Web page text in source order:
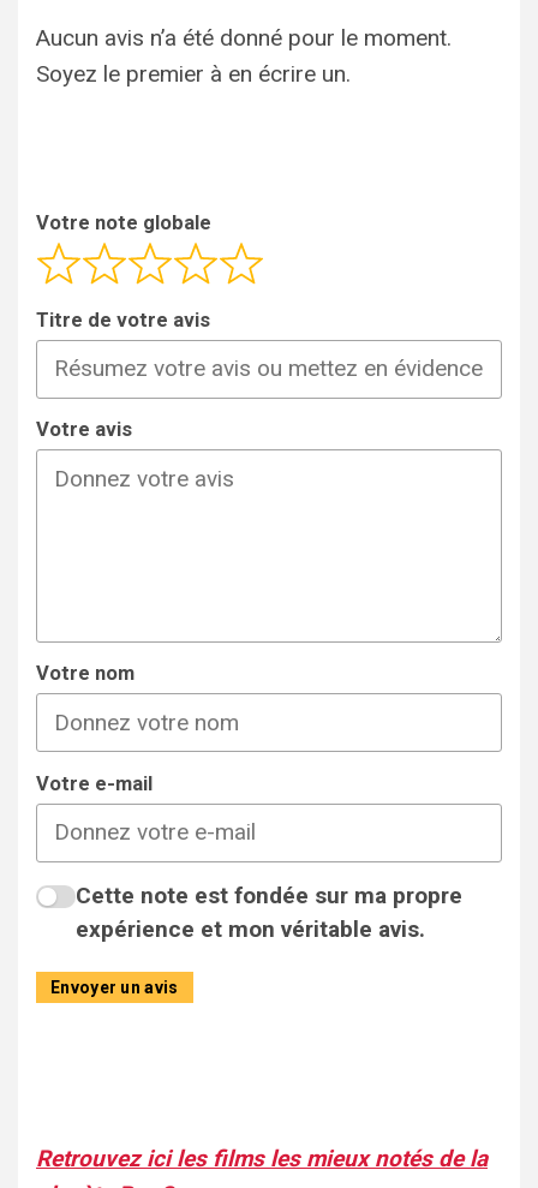
Aucun avis n’a été donné pour le moment.
Soyez le premier à en écrire un.
Votre note globale
Titre de votre avis
Votre avis
Votre nom
Votre e-mail
Cette note est fondée sur ma propre
expérience et mon véritable avis.
Envoyer un avis
Retrouvez ici les films les mieux notés de la